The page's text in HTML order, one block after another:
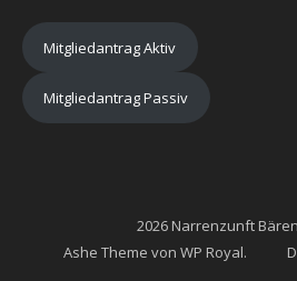
Mitgliedantrag Aktiv
Mitgliedantrag Passiv
2026 Narrenzunft
Ashe Theme von WP Royal.